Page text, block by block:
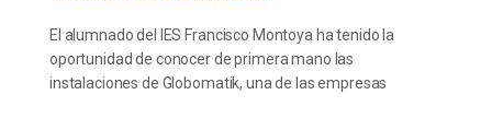
El alumnado del IES Francisco Montoya ha tenido la
oportunidad de conocer de primera mano las
instalaciones de Globomatik, una de las empresas